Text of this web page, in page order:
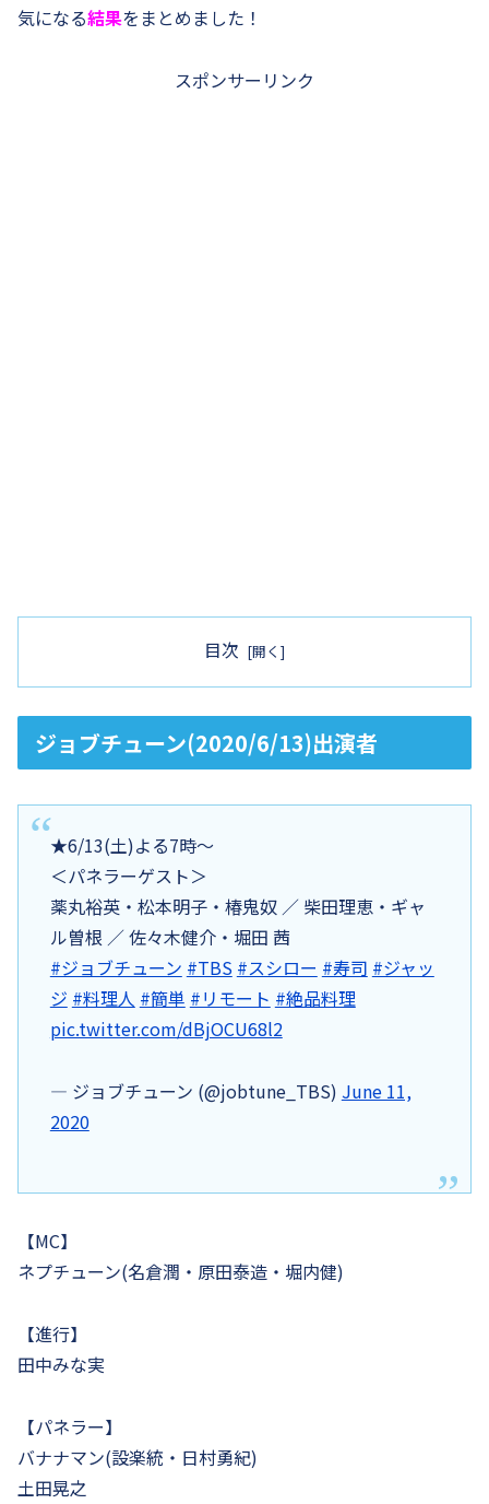
気になる結果をまとめました！
スポンサーリンク
目次
ジョブチューン(2020/6/13)出演者
★6/13(土)よる7時～
＜パネラーゲスト＞
薬丸裕英・松本明子・椿鬼奴 ／ 柴田理恵・ギャ
ル曽根 ／ 佐々木健介・堀田 茜
#ジョブチューン #TBS #スシロー #寿司 #ジャッ
ジ #料理人 #簡単 #リモート #絶品料理
pic.twitter.com/dBjOCU68l2
— ジョブチューン (@jobtune_TBS) June 11,
2020
【MC】
ネプチューン(名倉潤・原田泰造・堀内健)
【進行】
田中みな実
【パネラー】
バナナマン(設楽統・日村勇紀)
土田晃之